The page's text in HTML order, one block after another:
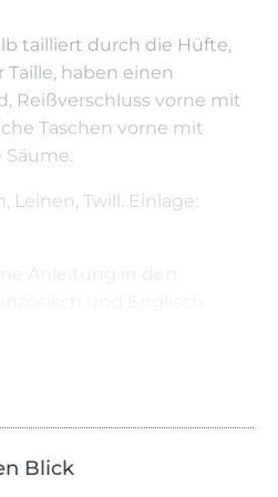
tailliert durch die Hüfte,
Taille, haben einen
Reißverschluss vorne mit
Taschen vorne mit
Leinen, Twill. Einlage:
Anleitung in den
Blick